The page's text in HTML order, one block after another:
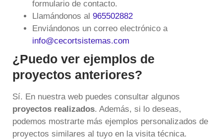
formulario de contacto.
Llamándonos al 965502882
Enviándonos un correo electrónico a
info@cecortsistemas.com
¿Puedo ver ejemplos de
proyectos anteriores?
Sí. En nuestra web puedes consultar algunos
proyectos realizados. Además, si lo deseas,
podemos mostrarte más ejemplos personalizados de
proyectos similares al tuyo en la visita técnica.